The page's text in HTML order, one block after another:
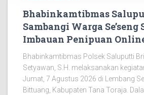
Bhabinkamtibmas
Sambangi Warga
Imbauan Penipuan
Bhabinkamtibmas Polsek Saluputti
Setyawan, S.H. melaksanakan
Jumat, 7 Agustus 2026 di Lembang
Bittuang, Kabupaten Tana Toraja.